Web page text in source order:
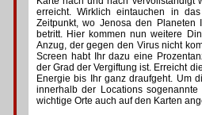
erreicht. Wirklich eintauchen in
Zeitpunkt, wo Jenosa den
betritt. Hier kommen nun weitere
Anzug, der gegen den Virus nicht
Screen habt Ihr dazu eine
der Grad der Vergiftung ist. Erreicht
Energie bis Ihr ganz draufgeht. Um
innerhalb der Locations
wichtige Orte auch auf den Karten